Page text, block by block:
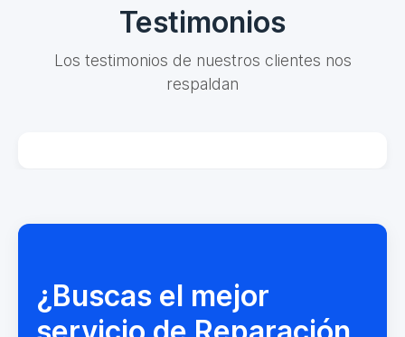
Testimonios
Los testimonios de nuestros clientes nos
respaldan
¿Buscas el mejor